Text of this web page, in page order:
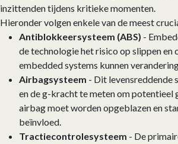
inzittenden tijdens kritieke momenten.
Hieronder volgen enkele van de meest
Antiblokkeersysteem (ABS) -
de technologie het risico op slippen
embedded systems kunnen
Airbagsysteem - Dit levensreddende
en de g-kracht te meten om potentieel
airbag moet worden opgeblazen en
beïnvloed.
Tractiecontrolesysteem - De